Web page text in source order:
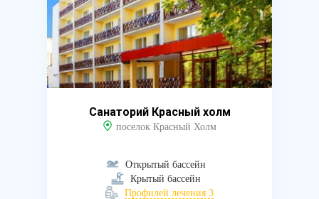
Санаторий Красный холм
поселок Красный Холм
Открытый бассейн
Крытый бассейн
Профилей лечения 3